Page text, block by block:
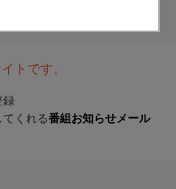
トです。
録
くれる番組お知らせメール